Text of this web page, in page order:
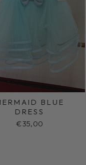
BLUE
DRESS
€35,00